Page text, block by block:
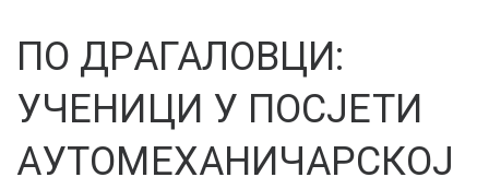
ПО ДРАГАЛОВЦИ:
УЧЕНИЦИ У ПОСЈЕТИ
АУТОМЕХАНИЧАРСКОЈ